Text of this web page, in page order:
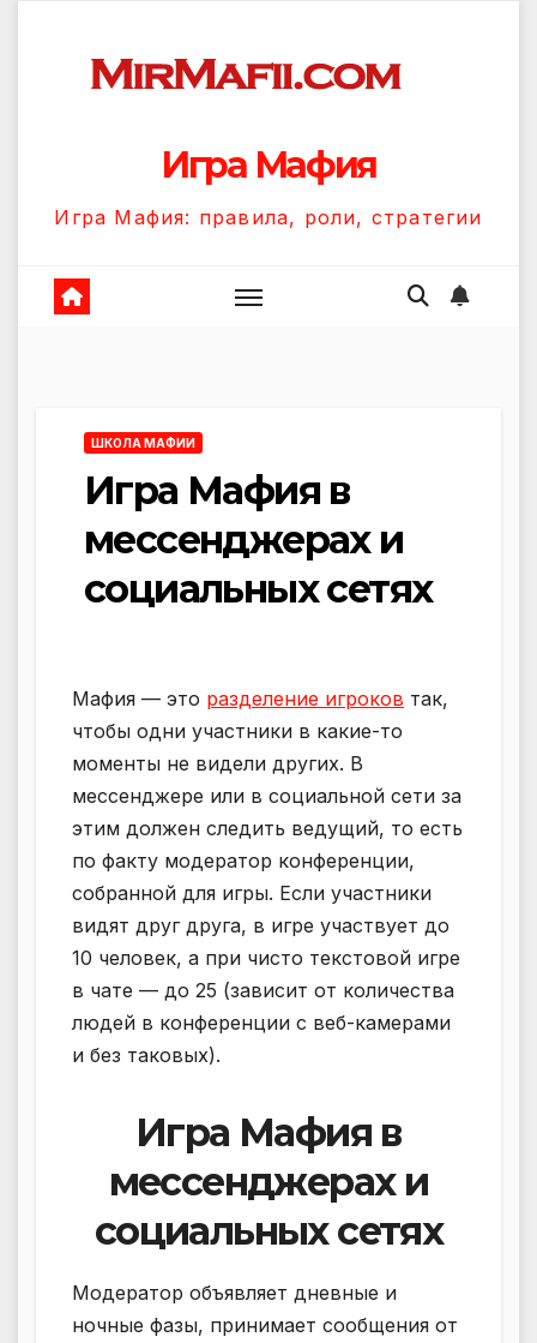
содержанию
Игра Мафия
Игра Мафия: правила, роли, стратегии
ШКОЛА МАФИИ
Игра Мафия в
мессенджерах и
социальных сетях
Мафия — это разделение игроков так,
чтобы одни участники в какие-то
моменты не видели других. В
мессенджере или в социальной сети за
этим должен следить ведущий, то есть
по факту модератор конференции,
собранной для игры. Если участники
видят друг друга, в игре участвует до
10 человек, а при чисто текстовой игре
в чате — до 25 (зависит от количества
людей в конференции с веб-камерами
и без таковых).
Игра Мафия в
мессенджерах и
социальных сетях
Модератор объявляет дневные и
ночные фазы, принимает сообщения от